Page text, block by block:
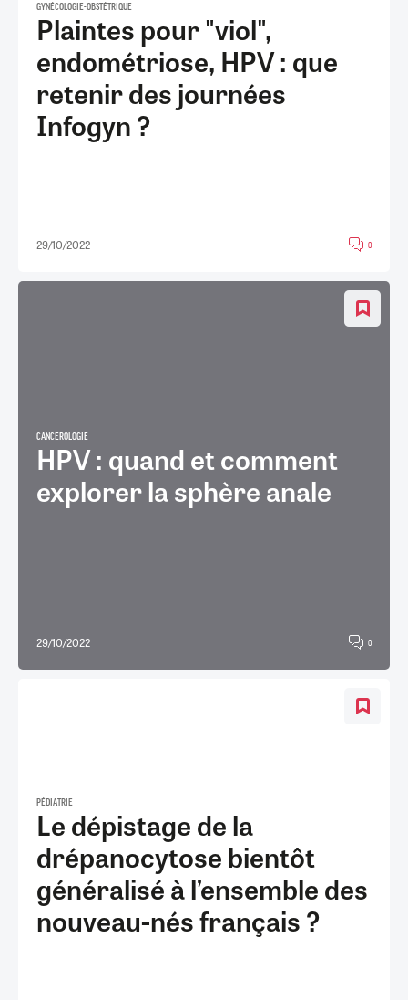
GYNÉCOLOGIE-OBSTÉTRIQUE
Plaintes pour "viol",
endométriose, HPV : que
retenir des journées
Infogyn ?
29/10/2022 0
CANCÉROLOGIE
HPV : quand et comment
explorer la sphère anale
29/10/2022 0
PÉDIATRIE
Le dépistage de la
drépanocytose bientôt
généralisé à l’ensemble des
nouveau-nés français ?